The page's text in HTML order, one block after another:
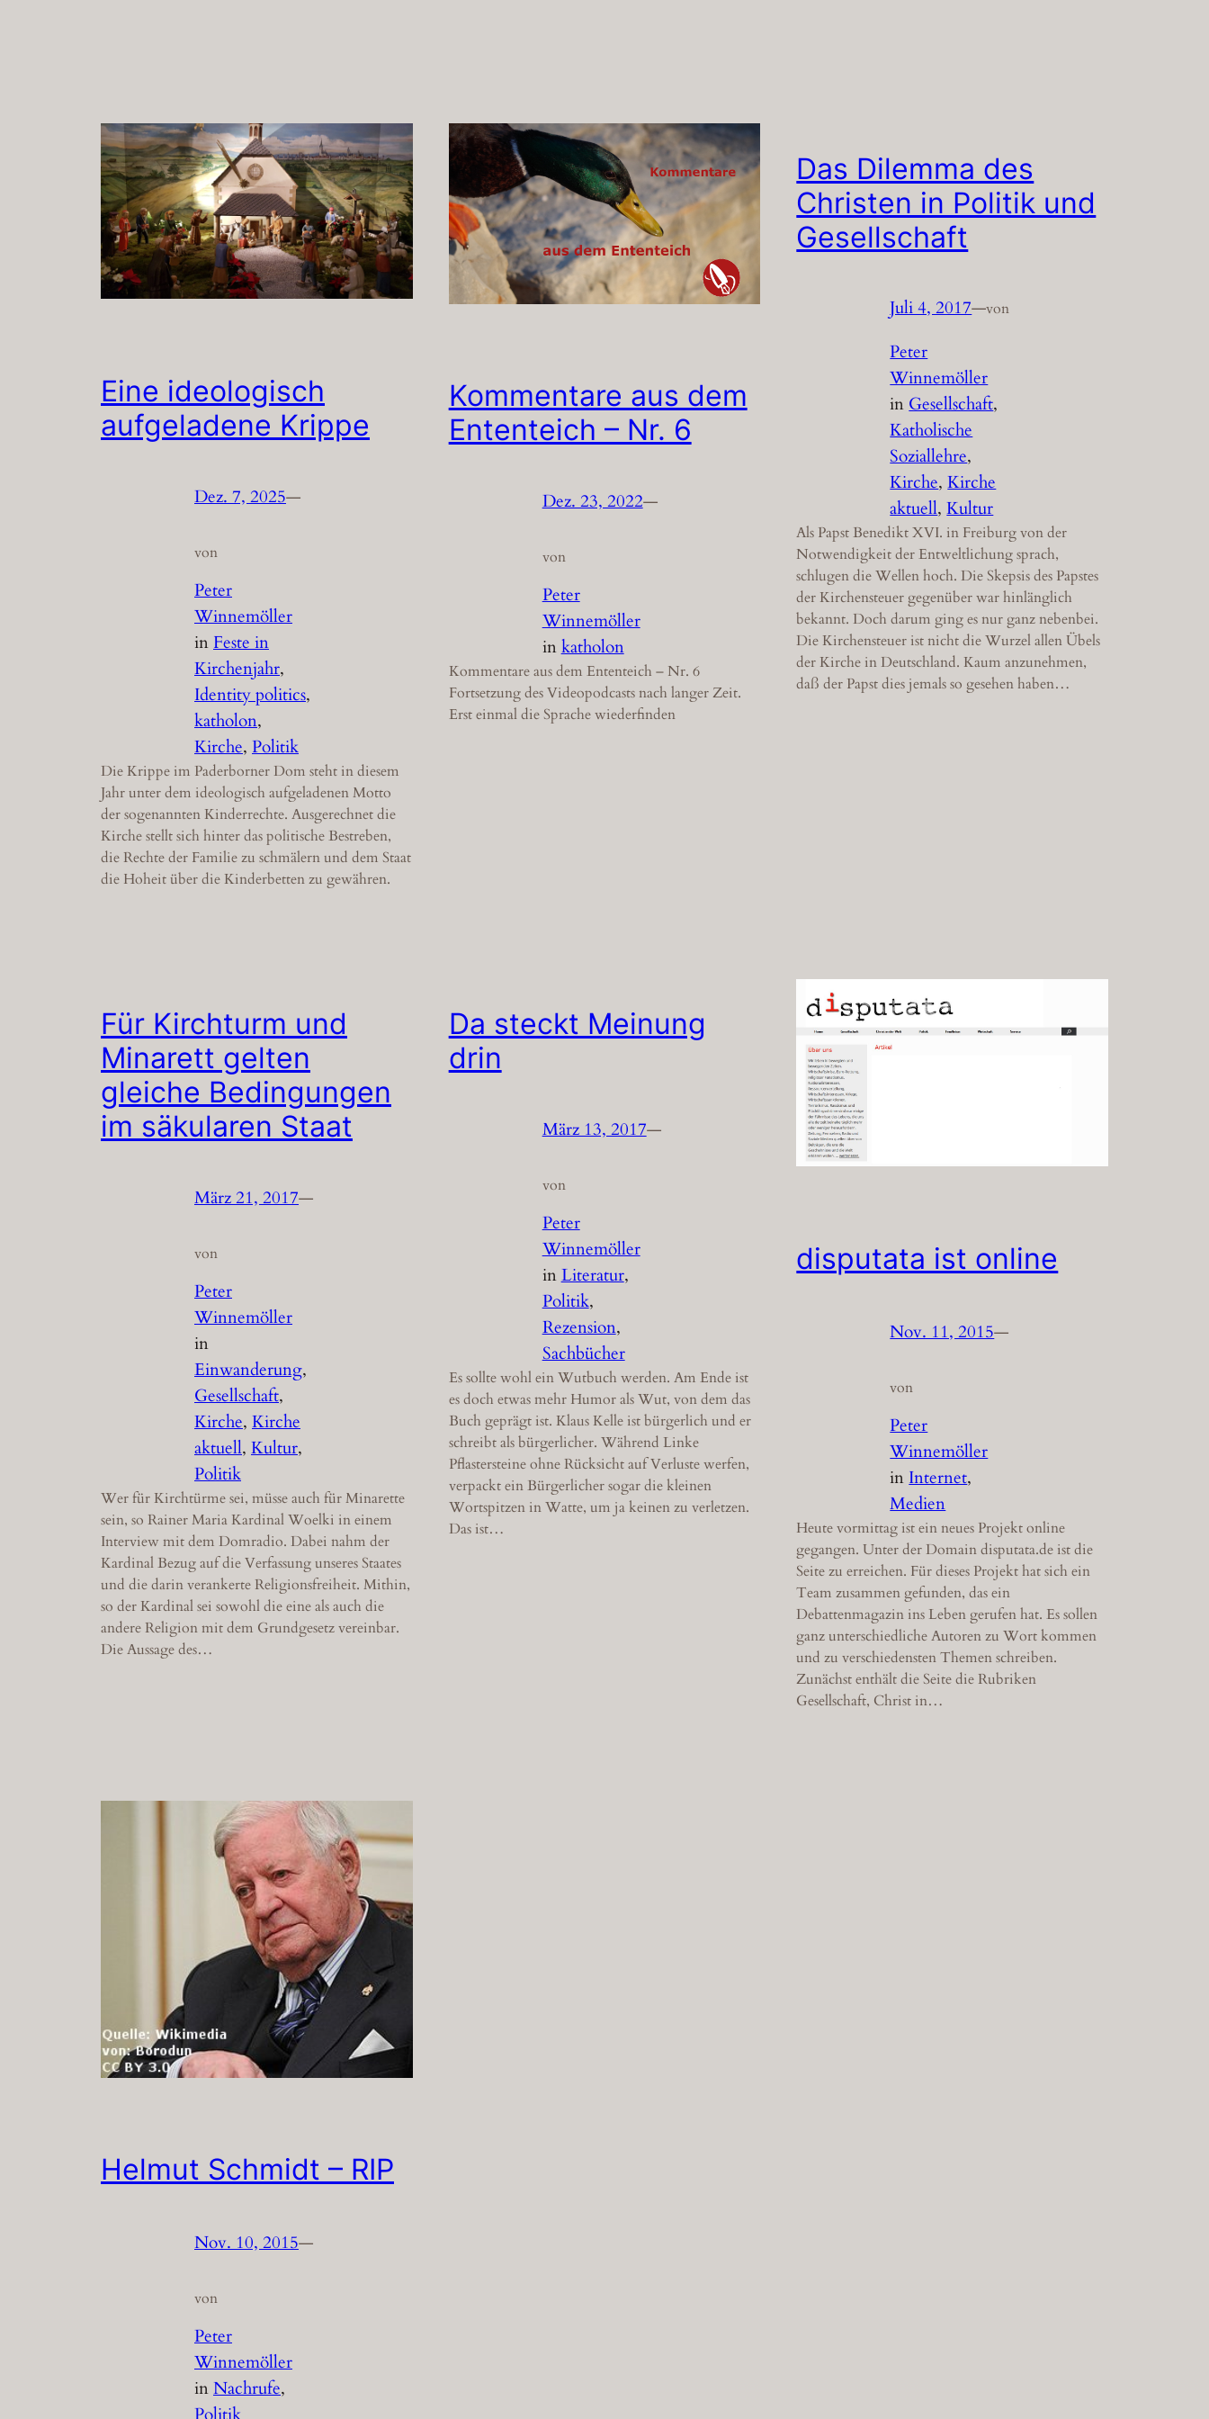
Eine ideologisch
aufgeladene Krippe
Dez. 7, 2025—
von
Peter
Winnemöller
in Feste in
Kirchenjahr
Identity politics
katholon
Kirche, Politik
Die Krippe im Paderborner Dom steht in diesem
Jahr unter dem ideologisch aufgeladenen Motto
der sogenannten Kinderrechte. Ausgerechnet die
Kirche stellt sich hinter das politische Bestreben,
die Rechte der Familie zu schmälern und dem Staat
die Hoheit über die Kinderbetten zu gewähren.
Kommentare aus dem
Ententeich – Nr. 6
Dez. 23, 2022—
von
Peter
Winnemöller
inkatholon
Kommentare aus dem Ententeich – Nr. 6
Fortsetzung des Videopodcasts nach langer Zeit.
Erst einmal die Sprache wiederfinden
Das Dilemma des
Christen in Politik und
Gesellschaft
Juli 4, 2017—von
Peter
Winnemöller
in Gesellschaft
Katholische
Soziallehre
Kirche, Kirche
aktuell, Kultur
Als Papst Benedikt XVI. in Freiburg von der
Notwendigkeit der Entweltlichung sprach,
schlugen die Wellen hoch. Die Skepsis des Papstes
der Kirchensteuer gegenüber war hinlänglich
bekannt. Doch darum ging es nur ganz nebenbei.
Die Kirchensteuer ist nicht die Wurzel allen Übels
der Kirche in Deutschland. Kaum anzunehmen,
daß der Papst dies jemals so gesehen haben…
Für Kirchturm und
Minarett gelten
gleiche Bedingungen
im säkularen Staat
März 21, 2017—
von
Peter
Winnemöller
in
Einwanderung
Gesellschaft
Kirche, Kirche
aktuell, Kultur
Politik
Wer für Kirchtürme sei, müsse auch für Minarette
sein, so Rainer Maria Kardinal Woelki in einem
Interview mit dem Domradio. Dabei nahm der
Kardinal Bezug auf die Verfassung unseres Staates
und die darin verankerte Religionsfreiheit. Mithin,
so der Kardinal sei sowohl die eine als auch die
andere Religion mit dem Grundgesetz vereinbar.
Die Aussage des…
Da steckt Meinung
drin
März 13, 2017—
von
Peter
Winnemöller
inLiteratur
Politik
Rezension
Sachbücher
Es sollte wohl ein Wutbuch werden. Am Ende ist
es doch etwas mehr Humor als Wut, von dem das
Buch geprägt ist. Klaus Kelle ist bürgerlich und er
schreibt als bürgerlicher. Während Linke
Pflastersteine ohne Rücksicht auf Verluste werfen,
verpackt ein Bürgerlicher sogar die kleinen
Wortspitzen in Watte, um ja keinen zu verletzen.
Das ist…
disputata ist online
Nov. 11, 2015—
von
Peter
Winnemöller
in Internet
Medien
Heute vormittag ist ein neues Projekt online
gegangen. Unter der Domain disputata.de ist die
Seite zu erreichen. Für dieses Projekt hat sich ein
Team zusammen gefunden, das ein
Debattenmagazin ins Leben gerufen hat. Es sollen
ganz unterschiedliche Autoren zu Wort kommen
und zu verschiedensten Themen schreiben.
Zunächst enthält die Seite die Rubriken
Gesellschaft, Christ in…
Helmut Schmidt – RIP
Nov. 10, 2015—
von
Peter
Winnemöller
inNachrufe